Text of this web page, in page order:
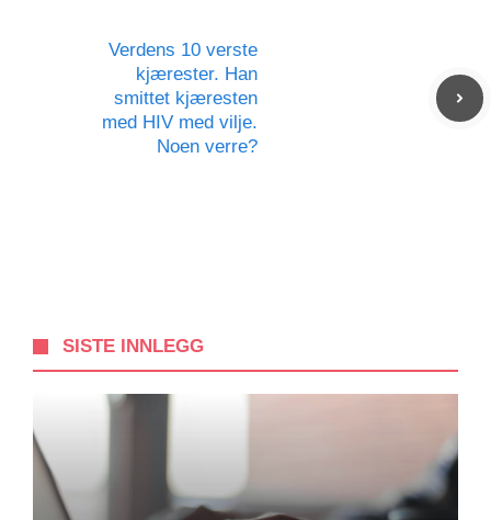
Verdens 10 verste
kjærester. Han
smittet kjæresten
med HIV med vilje.
Noen verre?
SISTE INNLEGG